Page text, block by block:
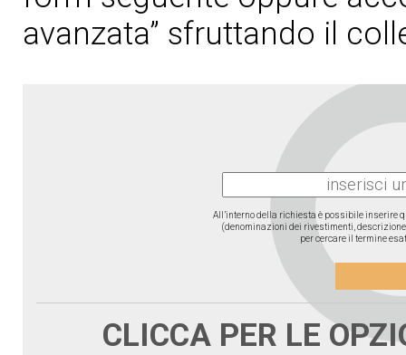
avanzata” sfruttando il
All’interno della richiesta è possibile inserire
(denominazioni dei rivestimenti, descrizione
per cercare il termine
CLICCA PER LE